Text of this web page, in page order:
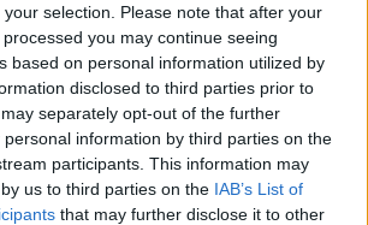
selection. Please note that after your
you may continue seeing
based on personal information utilized by
disclosed to third parties prior to
separately opt-out of the further
information by third parties on the
participants. This information may
us to third parties on the IAB’s List of
that may further disclose it to other
en couple ? Tout savoir sur le
français qui pourrait gagner le
France